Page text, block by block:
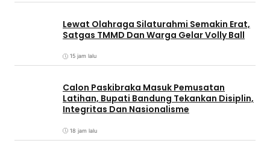
Lewat Olahraga Silaturahmi Semakin Erat,
Satgas TMMD Dan Warga Gelar Volly Ball
15 jam lalu
Calon Paskibraka Masuk Pemusatan
Latihan, Bupati Bandung Tekankan Disiplin,
Integritas Dan Nasionalisme
18 jam lalu